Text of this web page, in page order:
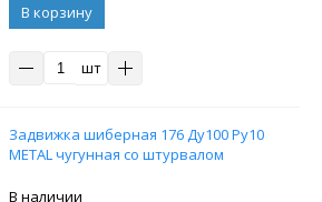
В корзину
шт
Задвижка шиберная 176 Ду100 Ру10
METAL чугунная со штурвалом
В наличии